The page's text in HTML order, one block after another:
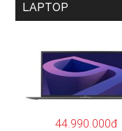
LAPTOP
44.990.000đ